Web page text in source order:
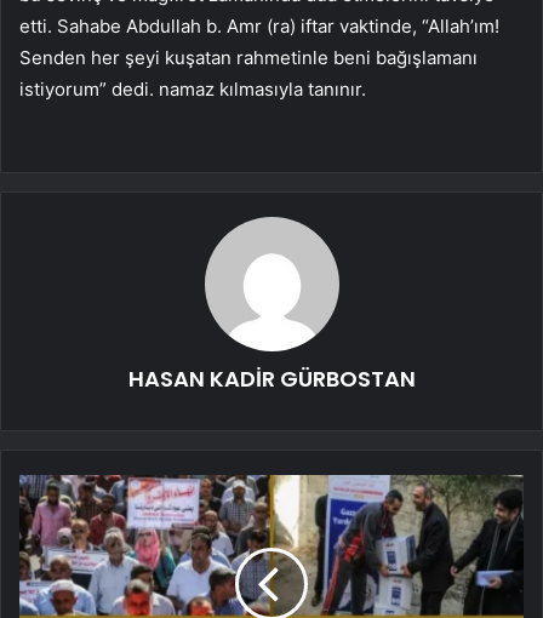
etti. Sahabe Abdullah b. Amr (ra) iftar vaktinde, “Allah’ım!
Senden her şeyi kuşatan rahmetinle beni bağışlamanı
istiyorum” dedi. namaz kılmasıyla tanınır.
HASAN KADİR GÜRBOSTAN